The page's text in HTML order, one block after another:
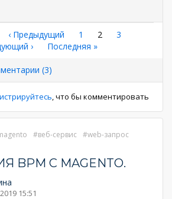
←
‹ Предыдущий Страница
1
Текущая
2 Страница
3
›
Последняя
Последняя »
(3)
, что бы комментировать
веб-сервис
web-запрос
BPM С MAGENTO.
15:51